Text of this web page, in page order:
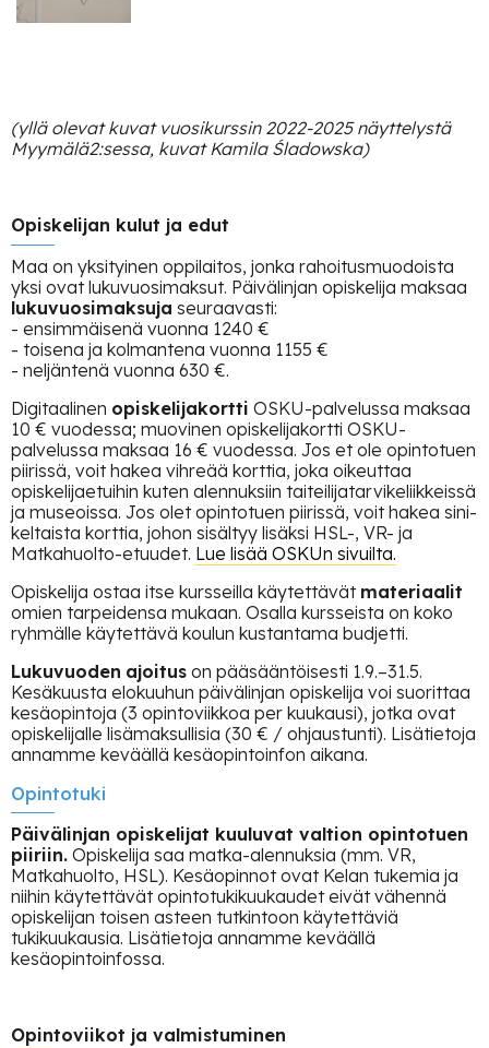
(yllä olevat kuvat vuosikurssin 2022-2025 näyttelystä
Myymälä2:sessa, kuvat Kamila Śladowska)
Opiskelijan kulut ja edut
Maa on yksityinen oppilaitos, jonka rahoitusmuodoista
yksi ovat lukuvuosimaksut. Päivälinjan opiskelija maksaa
lukuvuosimaksuja seuraavasti:
- ensimmäisenä vuonna 1240 €
- toisena ja kolmantena vuonna 1155 €
- neljäntenä vuonna 630 €.
Digitaalinen opiskelijakortti OSKU-palvelussa maksaa
10 € vuodessa; muovinen opiskelijakortti OSKU-
palvelussa maksaa 16 € vuodessa. Jos et ole opintotuen
piirissä, voit hakea vihreää korttia, joka oikeuttaa
opiskelijaetuihin kuten alennuksiin taiteilijatarvikeliikkeissä
ja museoissa. Jos olet opintotuen piirissä, voit hakea sini-
keltaista korttia, johon sisältyy lisäksi HSL-, VR- ja
Matkahuolto-etuudet. Lue lisää OSKUn sivuilta.
Opiskelija ostaa itse kursseilla käytettävät materiaalit
omien tarpeidensa mukaan. Osalla kursseista on koko
ryhmälle käytettävä koulun kustantama budjetti.
Lukuvuoden ajoitus on pääsääntöisesti 1.9.–31.5.
Kesäkuusta elokuuhun päivälinjan opiskelija voi suorittaa
kesäopintoja (3 opintoviikkoa per kuukausi), jotka ovat
opiskelijalle lisämaksullisia (30 € / ohjaustunti). Lisätietoja
annamme keväällä kesäopintoinfon aikana.
Opintotuki
Päivälinjan opiskelijat kuuluvat valtion opintotuen
piiriin. Opiskelija saa matka-alennuksia (mm. VR,
Matkahuolto, HSL). ​​Kesäopinnot ovat Kelan tukemia ja
niihin käytettävät opintotukikuukaudet eivät vähennä
opiskelijan toisen asteen tutkintoon käytettäviä
tukikuukausia. Lisätietoja annamme keväällä
kesäopintoinfossa.
Opintoviikot ja valmistuminen